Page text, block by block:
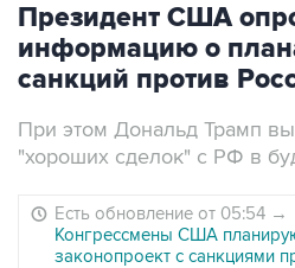
Президент США
информацию о
санкций против
При этом Дональд Трамп
"хороших сделок" с РФ в
Есть обновление от 05:54 →
Конгрессмены США
законопроект с санкциями